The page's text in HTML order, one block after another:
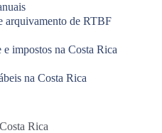
arquivamento de RTBF
impostos na Costa Rica
na Costa Rica
Rica